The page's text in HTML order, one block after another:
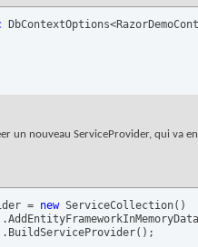
un nouveau ServiceProvider, qui va
= new ServiceCollection( )
( ) ;